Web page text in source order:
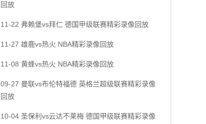
回放
11-22 弗赖堡vs拜仁 德国甲级联赛精彩录像回放
11-27 雄鹿vs热火 NBA精彩录像回放
11-08 黄蜂vs热火 NBA精彩录像回放
09-27 曼联vs布伦特福德 英格兰超级联赛精彩录像
回放
10-04 圣保利vs云达不莱梅 德国甲级联赛精彩录像